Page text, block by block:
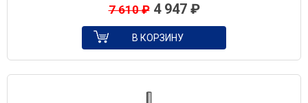
7 610₽ 4 947 ₽
В КОРЗИНУ